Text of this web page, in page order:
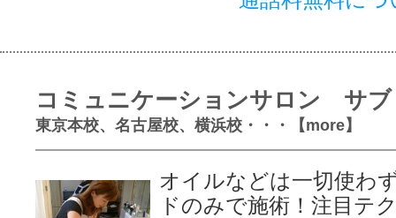
コミュニケーションサロン サブ
東京本校、名古屋校、横浜校・・・【more】
オイルなどは一切使わ
ドのみで施術！注目テ